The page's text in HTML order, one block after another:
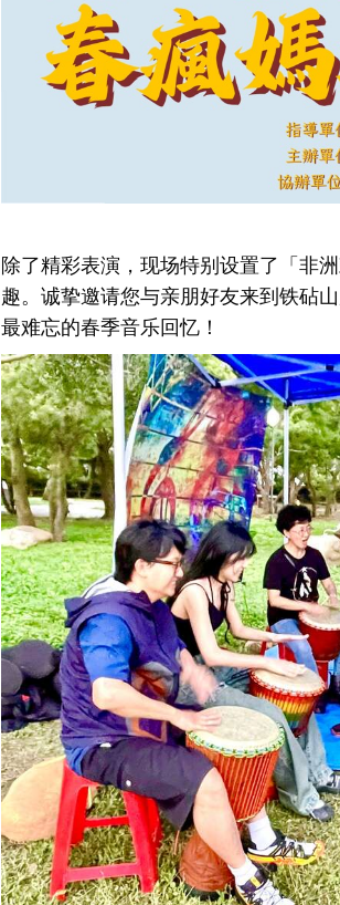
除了精彩表演，现场特别设置了「非
趣。诚挚邀请您与亲朋好友来到铁砧
最难忘的春季音乐回忆！